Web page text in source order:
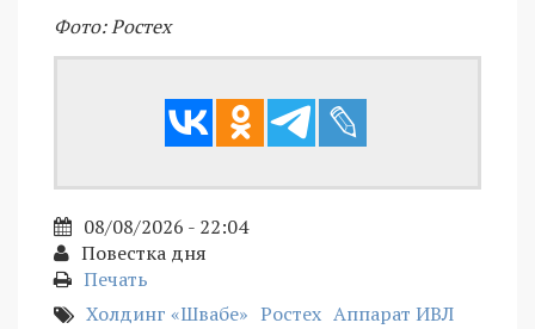
Фото: Ростех
08/08/2026 - 22:04
Повестка дня
Печать
Холдинг «Швабе» Ростех Аппарат ИВЛ